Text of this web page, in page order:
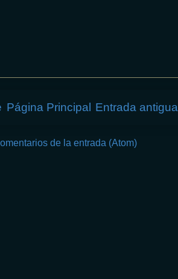
Entrada antigua
Página Principal
de la entrada (Atom)